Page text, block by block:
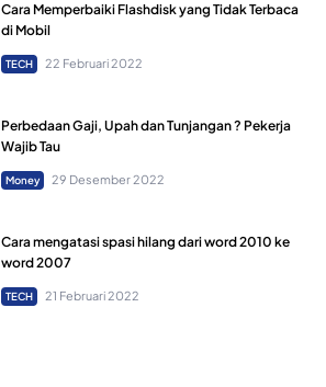
Cara Memperbaiki Flashdisk yang Tidak Terbaca
di Mobil
TECH 22 Februari 2022
Perbedaan Gaji, Upah dan Tunjangan ? Pekerja
Wajib Tau
Money 29 Desember 2022
Cara mengatasi spasi hilang dari word 2010 ke
word 2007
TECH 21 Februari 2022